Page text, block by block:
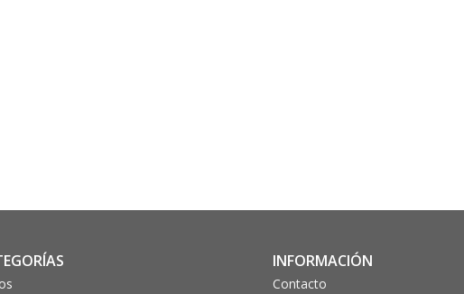
INFORMACIÓN
Contacto